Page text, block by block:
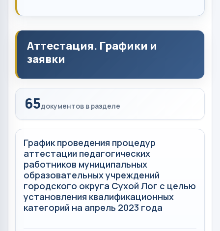
Аттестация. Графики и
заявки
65документов в разделе
График проведения процедур
аттестации педагогических
работников муниципальных
образовательных учреждений
городского округа Сухой Лог с целью
установления квалификационных
категорий на апрель 2023 года